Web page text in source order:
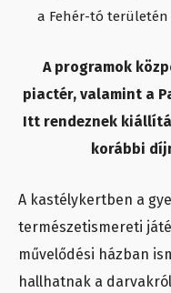
a Fehér-tó területén
A programok
piactér, valamint a
Itt rendeznek
korábbi
A kastélykertben a
természetismereti
művelődési házban
hallhatnak a